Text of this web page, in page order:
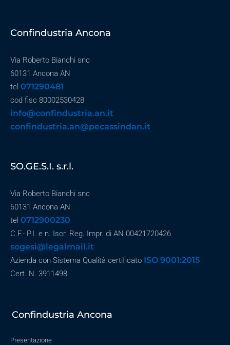
Confindustria Ancona
Via Roberto Bianchi snc
60131 Ancona AN
tel 071290481
cod fisc 80002530428
info@confindustria.an.it
confindustria.an@pecassindan.it
SO.GE.S.I. s.r.l.
Via Roberto Bianchi snc
60131 Ancona AN
tel 0712900230
C.F.- P.I. e n. Iscr. Reg. Impr. di AN 00421720426
sogesi@legalmail.it
Azienda con Sistema Qualità certificato ISO 9001:2015
Cert. N. 3911498
Confindustria Ancona
Presentazione